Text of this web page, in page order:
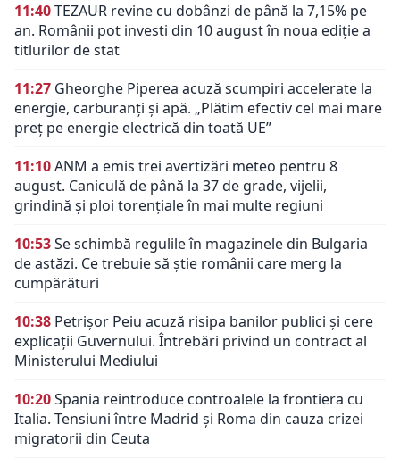
11:40TEZAUR revine cu dobânzi de până la 7,15% pe
an. Românii pot investi din 10 august în noua ediție a
titlurilor de stat
11:27 Gheorghe Piperea acuză scumpiri accelerate la
energie, carburanți și apă. „Plătim efectiv cel mai mare
preț pe energie electrică din toată UE”
11:10ANM a emis trei avertizări meteo pentru 8
august. Caniculă de până la 37 de grade, vijelii,
grindină și ploi torențiale în mai multe regiuni
10:53Se schimbă regulile în magazinele din Bulgaria
de astăzi. Ce trebuie să știe românii care merg la
cumpărături
10:38 Petrișor Peiu acuză risipa banilor publici și cere
explicații Guvernului. Întrebări privind un contract al
Ministerului Mediului
10:20Spania reintroduce controalele la frontiera cu
Italia. Tensiuni între Madrid și Roma din cauza crizei
migratorii din Ceuta